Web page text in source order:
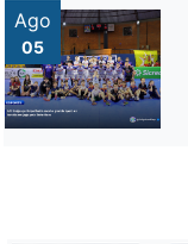
Ago
05